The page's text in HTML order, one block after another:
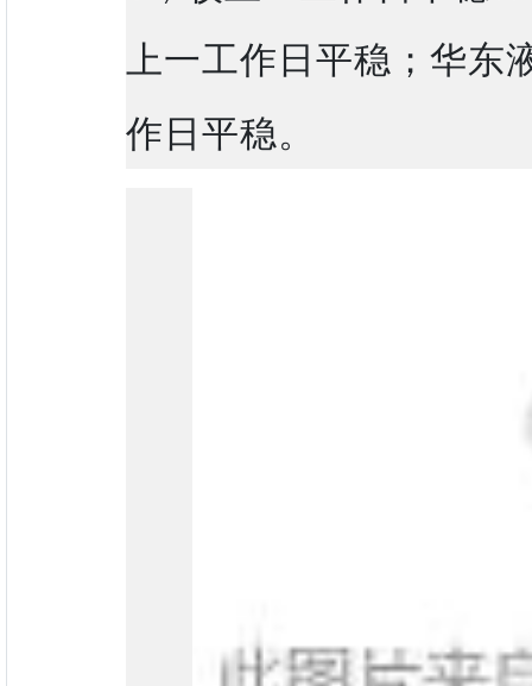
上一工作日平稳；华东
作日平稳。